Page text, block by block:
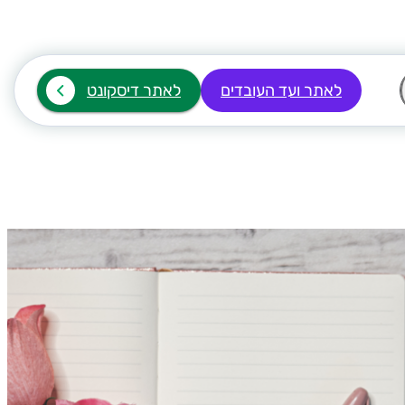
לאתר ועד העובדים לאתר דיסקונט